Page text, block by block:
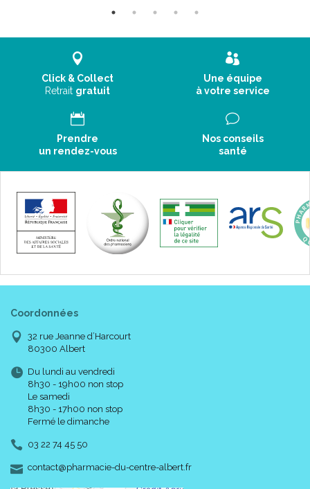
Click & Collect
Retrait gratuit
Une équipe
à votre service
Prendre
un rendez-vous
Nos conseils
santé
Coordonnées
32 rue Jeanne d’Harcourt
80300 Albert
Du lundi au vendredi
8h30 - 19h00 non stop
Le samedi
8h30 - 17h00 non stop
Fermé le dimanche
03 22 74 45 50
contact-
@-
pharmacie-du-centre-albert.fr